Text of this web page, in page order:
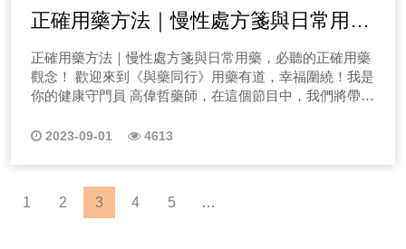
賽了，這個時候跑者膝發作開始痛起來了，究竟要怎麼做
呢？本集就讓物理治療師「阿澤和老鄭」來替各位聽眾們
守關，快點選收聽節目！ 三十四、EP34護腰、護膝、
護具要怎麼使用，錯誤使用更傷身！ 護腰、護膝、護具
要怎麼使用，錯誤使用更傷身！到底要如何正確地使用這
師「阿澤和老鄭」來替各位聽眾們守關，快點選收聽節
肉就疼痛，你可能罹患肌腱炎！ 一到秋冬換節，就感到
肩膀關節疼痛嗎？有可能是罹患肌腱炎哦！該怎麼舒緩和
預防呢？本集就讓物理治療師「阿澤和老鄭」來替各位聽
聽唷！ 本次案例為科技業工程師，習慣背著筆電，隨時
On call工作，長時間的緊盯電腦造成姿勢不良，再加上習
慣性駝背，近幾年下來不僅是肩頸僵硬、腰痠背痛，也發
現背越來越駝，根本挺不起來，聽說整脊可以矯正駝背跟
姿勢不良，我該整脊嗎？還有什麼方式可以做補救嗎？
坐姿或站姿常不正確，臉近距離貼著螢幕工作或回家時放
都是姿勢不良造成，其實另一原因是背部肌肉不足，變得
鬆弛、無力，脊椎向後拱起，而有了駝背的問題。當脊椎
排列有歪曲或扭轉的情況時，反而覺得翹腳或歪著坐比較
舒服，也因此出現姿勢不良的狀況，駝背跟姿勢不良的主
解更多希塔療愈資訊嗎？請一定要完整收聽我們的節目唷
~ EP14如何成為希塔療癒師，跟著Cherrie吧！ 近期不
少朋友私訊問Cherrie，如何成為一位希塔療癒師，我需要
什麼樣的特質呢？剛好Cherrie最近通過了希塔總部的導師
班培訓，就讓我來分享成為希塔療癒師後與希塔導師的差
異在哪裡？另外，在這個過程中我有什麼改變呢？請一定
界？ 還記得第十集的上七冥想引導嗎？不少聽眾朋友們
在收聽完節目後反應給Cherrie「安定、好睡、精神更好等
好處唷！今天這一集節目，就讓我來逐步解析上七冥想，
有哪七界，每一界代表什麼呢？ EP16小朋友也能做希塔
等，那2B的創業者適合經營Podcast嗎？想知道更多資
訊。 (點此前往收聽節目) 《→EP05節目#求解解#求說說
六、從Podcast自媒體創業容易嗎？ 你也想成為下一個理
科或愛莉莎莎嗎？從自媒體開始創業到底是容易還是困難
呢？你可能認為自媒體創業成本較低，但真的低嗎？另
(一)Podcast自媒體創業前期難有收入 你有想過當你半年
氣全心投入呢？仔細評估利弊，絕對是你在用自媒體創業
是否成功關鍵！ (二)從Podcast自媒體創業該注意事項 大
防老年黃斑部病變的發生及視力退化。 三、營養品/保
健品補充，應該怎麼做？葉黃素該如何選擇 OK GIRL就
析！相信聽眾朋友們多少有聽過吃葉黃素可以保護眼睛而
有益眼睛健康「保護眼睛」真的要交給葉黃素、玉米黃素
與蝦紅素來解決，但不是吃任何品牌的葉黃素、玉米黃素
的保護眼睛相關疾病的葉黃素複方保健產品百百種，應該
的營養成分。 1.游離型葉黃素介紹 葉黃素可分為兩型結
構物，就是游離型葉黃素與酯化型葉黃素，金盞花含天然
原因除了經濟考量之外，車型的選擇上也較多，並且許多
詢的資料較多，特別對於新手更具保障。 那很多人會考
量到二手中古車維修費，那選擇車商上則是要選擇經營夠
久，且業界誠信較高的二手車商，對我們來說做生意不在
會在購車後，開個幾年再以車換車，在折舊上也不會過於
口二手車前你需要有的基礎觀念，你也迫不及待想要擁有
選擇紋理時，需要考慮整個房間的風格和主題，以及各種
物體形狀 這也是軟裝設計的重要一環。不同的形狀可以給
房間帶來不同的視覺效果，例如圓形的家具可以使房間顯
得更加柔和和溫馨，而方形的家具則可以讓房間顯得更加
主題，以及家具的功能和空間大小等因素。 (四)軟裝必
間顯得加溫馨和浪漫。在進行軟裝設計時，需要考慮光源
正確用藥方法｜慢性處方箋與日常用
藥，必聽的正確用藥觀念！
正確用藥方法｜慢性處方箋與日常用藥，必聽的正確用藥
觀念！ 歡迎來到《與藥同行》用藥有道，幸福圍繞！我是
你的健康守門員 高偉哲藥師，在這個節目中，我們將帶你
師、醫生和醫學專家們一同加入對話，以輕鬆、易懂的方
眾朋友們深入探討各種常見藥物，比如感冒藥、止痛藥、
抗生素等，並介紹它們的作用機制、使用方法和適用病
2023-09-01 4613
1 2 3 4 5 …